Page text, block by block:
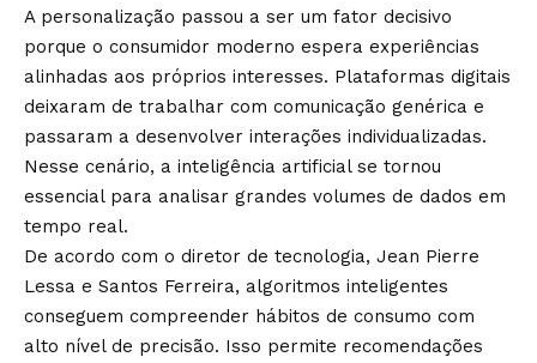
A personalização passou a ser um fator decisivo
porque o consumidor moderno espera experiências
alinhadas aos próprios interesses. Plataformas digitais
deixaram de trabalhar com comunicação genérica e
passaram a desenvolver interações individualizadas.
Nesse cenário, a inteligência artificial se tornou
essencial para analisar grandes volumes de dados em
tempo real.
De acordo com o diretor de tecnologia, Jean Pierre
Lessa e Santos Ferreira, algoritmos inteligentes
conseguem compreender hábitos de consumo com
alto nível de precisão. Isso permite recomendações